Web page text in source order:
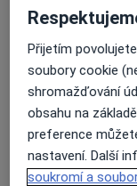
24 názorů
Recenze
Přijetím
soubory cookie
shromažďování
obsahu na
preference
nastavení. Další
soukromí a